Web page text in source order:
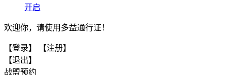
开启
欢迎你，请使用多益通行证！
【登录】
【注册】
【退出】
战盟预约